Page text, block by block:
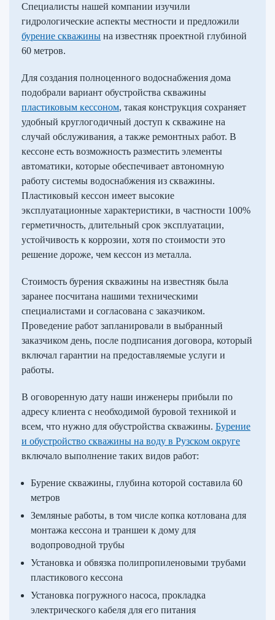
Специалисты нашей компании изучили
гидрологические аспекты местности и предложили
бурение скважины на известняк проектной глубиной
60 метров.
Для создания полноценного водоснабжения дома
подобрали вариант обустройства скважины
пластиковым кессоном, такая конструкция сохраняет
удобный круглогодичный доступ к скважине на
случай обслуживания, а также ремонтных работ. В
кессоне есть возможность разместить элементы
автоматики, которые обеспечивает автономную
работу системы водоснабжения из скважины.
Пластиковый кессон имеет высокие
эксплуатационные характеристики, в частности 100%
герметичность, длительный срок эксплуатации,
устойчивость к коррозии, хотя по стоимости это
решение дороже, чем кессон из металла.
Стоимость бурения скважины на известняк была
заранее посчитана нашими техническими
специалистами и согласована с заказчиком.
Проведение работ запланировали в выбранный
заказчиком день, после подписания договора, который
включал гарантии на предоставляемые услуги и
работы.
В оговоренную дату наши инженеры прибыли по
адресу клиента с необходимой буровой техникой и
всем, что нужно для обустройства скважины. Бурение
и обустройство скважины на воду в Рузском округе
включало выполнение таких видов работ:
Бурение скважины, глубина которой составила 60
метров
Земляные работы, в том числе копка котлована для
монтажа кессона и траншеи к дому для
водопроводной трубы
Установка и обвязка полипропиленовыми трубами
пластикового кессона
Установка погружного насоса, прокладка
электрического кабеля для его питания